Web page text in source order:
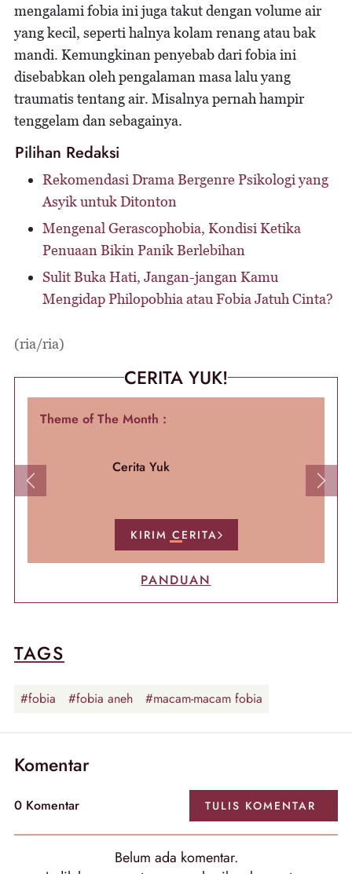
mengalami fobia ini juga takut dengan volume air
yang kecil, seperti halnya kolam renang atau bak
mandi. Kemungkinan penyebab dari fobia ini
disebabkan oleh pengalaman masa lalu yang
traumatis tentang air. Misalnya pernah hampir
tenggelam dan sebagainya.
Pilihan Redaksi
Rekomendasi Drama Bergenre Psikologi yang
Asyik untuk Ditonton
Mengenal Gerascophobia, Kondisi Ketika
Penuaan Bikin Panik Berlebihan
Sulit Buka Hati, Jangan-jangan Kamu
Mengidap Philopobhia atau Fobia Jatuh Cinta?
(ria/ria)
CERITA YUK!
Theme of The Month :
Cerita Yuk
KIRIM CERITA
Previous Next
PANDUAN
TAGS
#fobia #fobia aneh #macam-macam fobia
Komentar
0 Komentar TULIS KOMENTAR
Belum ada komentar.